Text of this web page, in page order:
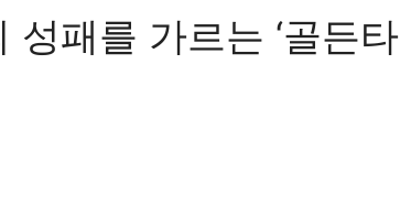
성패를 가르는 ‘골든